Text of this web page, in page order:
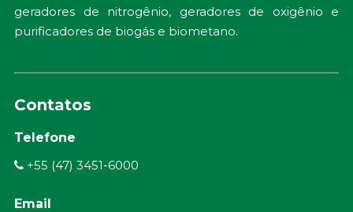
geradores de nitrogênio, geradores de oxigênio e
purificadores de biogás e biometano.
Contatos
Telefone
+55 (47) 3451-6000
Email